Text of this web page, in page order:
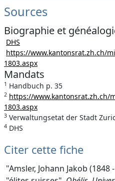
Sources
Biographie et
DHS
https://www.kantonsrat.zh.ch/
1803.aspx
Mandats
1 Handbuch p. 35
2 https://
1803.aspx
3 Verwaltungsetat der Stadt
4 DHS
Citer cette fiche
"Amsler, Johann Jakob